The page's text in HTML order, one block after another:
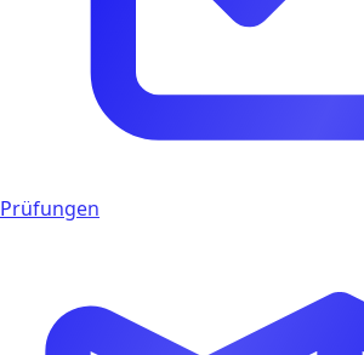
Prüfungen